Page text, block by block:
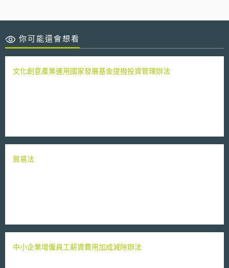
你可能還會想看
文化創意產業運用國家發展基金提撥投資管理辦法
貿易法
中小企業增僱員工薪資費用加成減除辦法